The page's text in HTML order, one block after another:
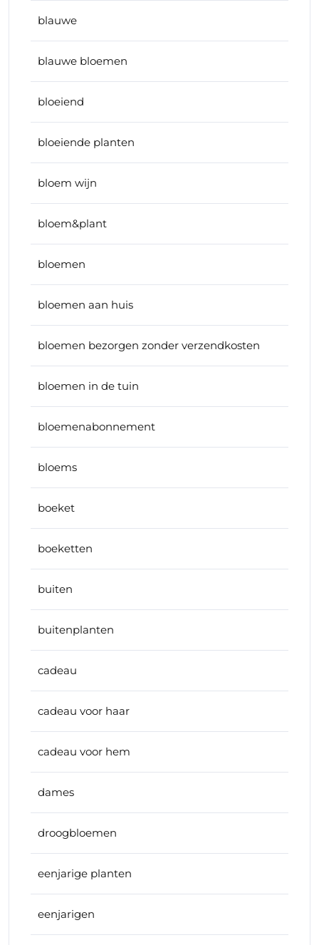
blauwe
blauwe bloemen
bloeiend
bloeiende planten
bloem wijn
bloem&plant
bloemen
bloemen aan huis
bloemen bezorgen zonder verzendkosten
bloemen in de tuin
bloemenabonnement
bloems
boeket
boeketten
buiten
buitenplanten
cadeau
cadeau voor haar
cadeau voor hem
dames
droogbloemen
eenjarige planten
eenjarigen